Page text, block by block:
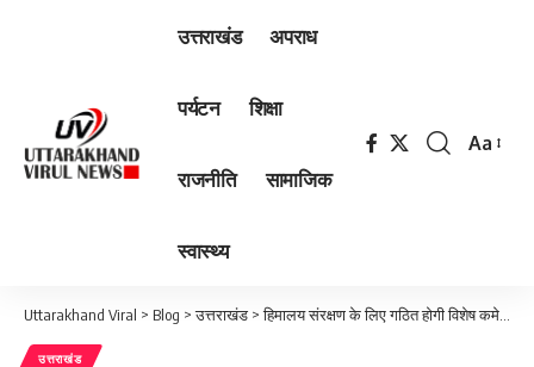
उत्तराखंड अपराध
पर्यटन शिक्षा
राजनीति सामाजिक
स्वास्थ्य
Font
Aa
Uttarakhand Viral > Blog >उत्तराखंड >हिमालय संरक्षण के लिए गठित होगी विशेष कमेटी – सीएम पुष्कर सिंह धाम
उत्तराखंड